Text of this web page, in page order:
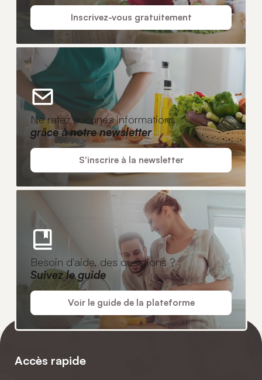
Inscrivez-vous gratuitement
Ne ratez aucunes informations
grâce à notre newsletter
S'inscrire à la newsletter
Besoin d'aide, des questions ?
Suivez le guide
Voir le guide de la plateforme
Accès rapide